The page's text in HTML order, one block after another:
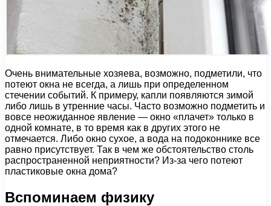
Очень внимательные хозяева, возможно, подметили, что
потеют окна не всегда, а лишь при определенном
стечении событий. К примеру, капли появляются зимой
либо лишь в утренние часы. Часто возможно подметить и
вовсе неожиданное явление — окно «плачет» только в
одной комнате, в то время как в других этого не
отмечается. Либо окно сухое, а вода на подоконнике все
равно присутствует. Так в чем же обстоятельство столь
распространенной неприятности? Из-за чего потеют
пластиковые окна дома?
Вспоминаем физику